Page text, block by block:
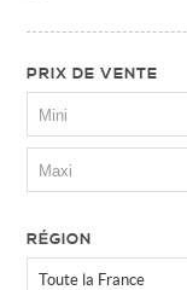
PRIX DE VENTE
RÉGION
Toute la France